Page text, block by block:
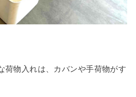
荷物入れは、カバンや手荷物がす